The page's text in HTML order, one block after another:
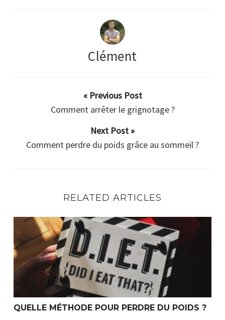
Clément
« Previous Post
Comment arrêter le grignotage ?
Next Post »
Comment perdre du poids grâce au sommeil ?
RELATED ARTICLES
Quelle méthode pour perdre du poids ?
QUELLE MÉTHODE POUR PERDRE DU POIDS ?